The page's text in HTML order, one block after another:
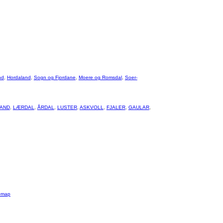
Hordaland Sogn og Fjordane Moere og Romsdal, Soer-
, LÆRDAL ÅRDAL LUSTER, ASKVOLL FJALER, GAULAR,